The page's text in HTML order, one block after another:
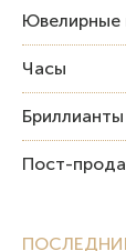
Ювелирные
Часы
Бриллианты
Пост-